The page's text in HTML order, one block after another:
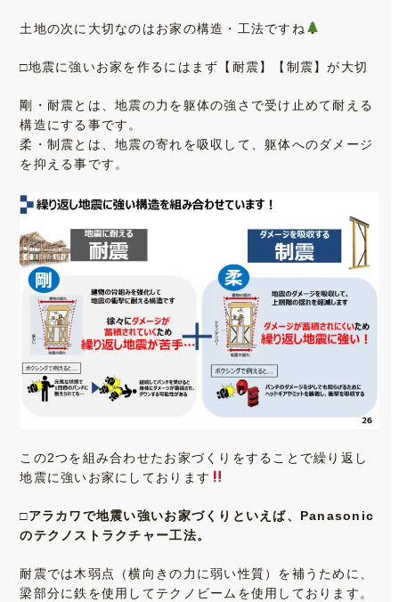
土地の次に大切なのはお家の構造・工法ですね
□地震に強いお家を作るにはまず【耐震】【制震】が大切
剛・耐震とは、地震の力を躯体の強さで受け止めて耐える
構造にする事です。
柔・制震とは、地震の寄れを吸収して、躯体へのダメージ
を抑える事です。
この2つを組み合わせたお家づくりをすることで繰り返し
地震に強いお家にしております
□アラカワで地震い強いお家づくりといえば、Panasonic
のテクノストラクチャー工法。
耐震では木弱点（横向きの力に弱い性質）を補うために、
梁部分に鉄を使用してテクノビームを使用しております。